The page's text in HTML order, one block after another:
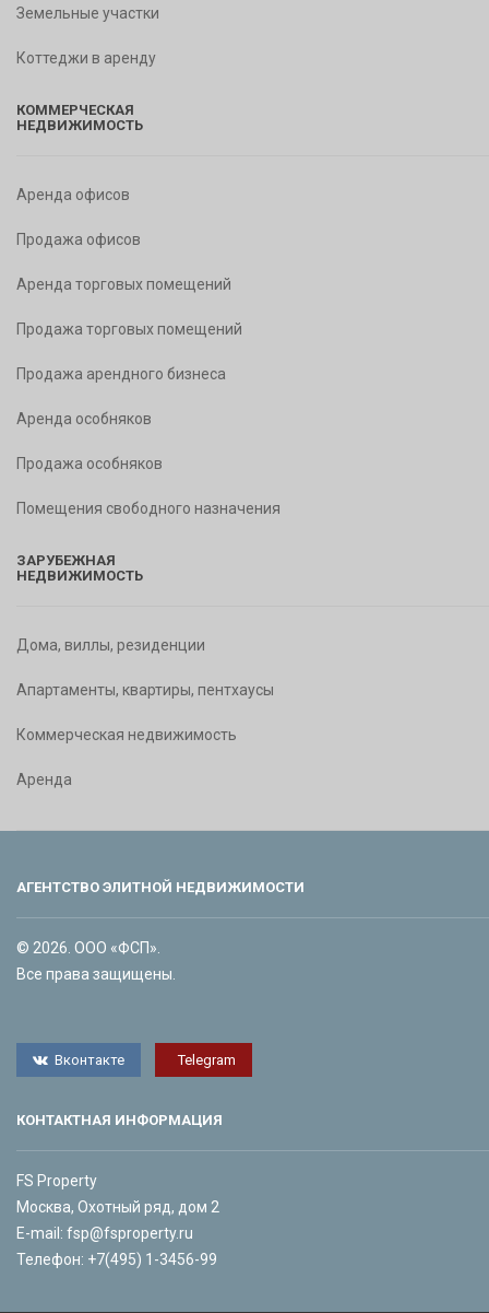
Земельные участки
Коттеджи в аренду
КОММЕРЧЕСКАЯ
НЕДВИЖИМОСТЬ
Аренда офисов
Продажа офисов
Аренда торговых помещений
Продажа торговых помещений
Продажа арендного бизнеса
Аренда особняков
Продажа особняков
Помещения свободного назначения
ЗАРУБЕЖНАЯ
НЕДВИЖИМОСТЬ
Дома, виллы, резиденции
Апартаменты, квартиры, пентхаусы
Коммерческая недвижимость
Аренда
АГЕНТСТВО ЭЛИТНОЙ НЕДВИЖИМОСТИ
© 2026. ООО «ФСП».
Все права защищены.
Вконтакте Telegram
КОНТАКТНАЯ ИНФОРМАЦИЯ
FS Property
Москва, Охотный ряд, дом 2
E-mail: fsp@fsproperty.ru
Телефон: +7(495) 1-3456-99